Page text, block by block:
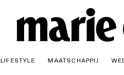
LIFESTYLE MAATSCHAPPIJ